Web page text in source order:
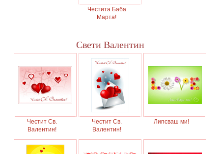
Честита Баба
Марта!
Свети Валентин
Честит Св.
Валентин!
Честит Св.
Валентин!
Липсваш ми!